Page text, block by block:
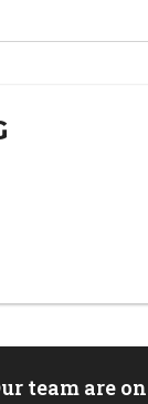
team are